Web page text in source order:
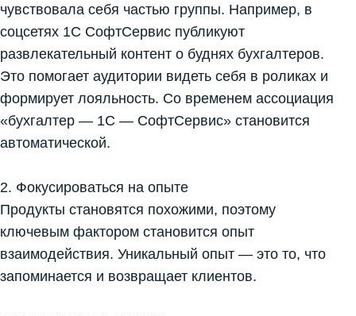
чувствовала себя частью группы. Например, в
соцсетях 1С СофтСервис публикуют
развлекательный контент о буднях бухгалтеров.
Это помогает аудитории видеть себя в роликах и
формирует лояльность. Со временем ассоциация
«бухгалтер — 1С — СофтСервис» становится
автоматической.
2. Фокусироваться на опыте
Продукты становятся похожими, поэтому
ключевым фактором становится опыт
взаимодействия. Уникальный опыт — это то, что
запоминается и возвращает клиентов.